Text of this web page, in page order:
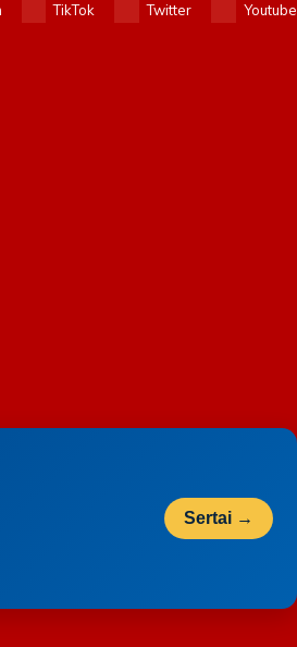
TikTok Twitter Youtube
Sertai →